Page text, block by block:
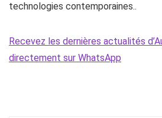
technologies contemporaines..
Recevez les dernières actualités
directement sur WhatsApp